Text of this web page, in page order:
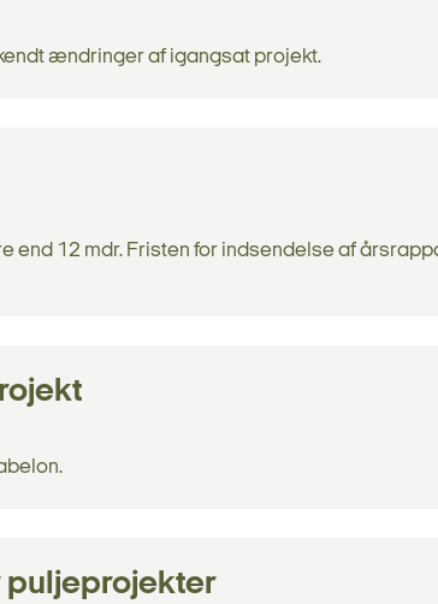
ændringer af igangsat projekt.
end 12 mdr. Fristen for indsendelse af
puljeprojekter